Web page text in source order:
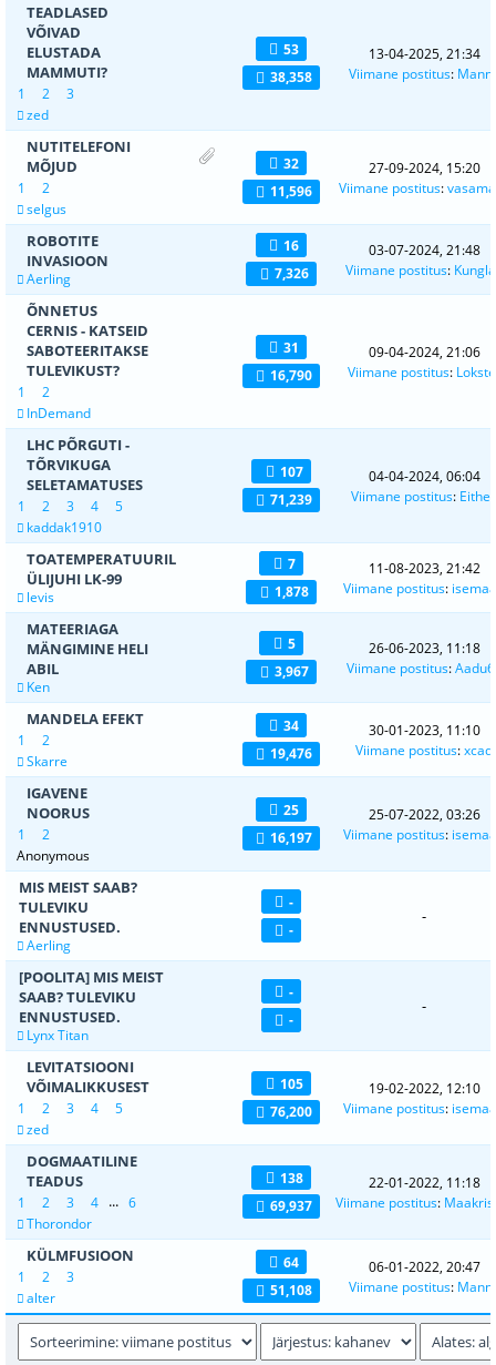
TEADLASED
VÕIVAD
ELUSTADA
MAMMUTI?
1 2
3
zed
53
38,358
13-04-2025, 21:34
Viimane postitus:
NUTITELEFONI
MÕJUD
1
2
selgus
32
11,596
27-09-2024, 15:20
Viimane postitus:
ROBOTITE
INVASIOON
Aerling
16
7,326
03-07-2024, 21:48
Viimane postitus:
ÕNNETUS
CERNIS - KATSEID
SABOTEERITAKSE
TULEVIKUST?
1
2
InDemand
31
16,790
09-04-2024, 21:06
Viimane postitus:
LHC PÕRGUTI -
TÕRVIKUGA
SELETAMATUSES
1 2 3 4
5
kaddak1910
107
71,239
04-04-2024, 06:04
Viimane postitus:
TOATEMPERATUURIL
ÜLIJUHI LK-99
levis
7
1,878
11-08-2023, 21:42
Viimane postitus:
MATEERIAGA
MÄNGIMINE HELI
ABIL
Ken
5
3,967
26-06-2023, 11:18
Viimane postitus:
MANDELA EFEKT
1
2
Skarre
34
19,476
30-01-2023, 11:10
Viimane postitus:xcad
IGAVENE
NOORUS
1
2
Anonymous
25
16,197
25-07-2022, 03:26
Viimane postitus:
MIS MEIST SAAB?
TULEVIKU
ENNUSTUSED.
Aerling
-
-
-
[POOLITA] MIS MEIST
SAAB? TULEVIKU
ENNUSTUSED.
Lynx Titan
-
-
-
LEVITATSIOONI
VÕIMALIKKUSEST
1 2 3 4
5
zed
105
76,200
19-02-2022, 12:10
Viimane postitus:
DOGMAATILINE
TEADUS
1 2 3 4 ... 6
Thorondor
138
69,937
22-01-2022, 11:18
Viimane postitus:
KÜLMFUSIOON
1 2
3
alter
64
51,108
06-01-2022, 20:47
Viimane postitus: